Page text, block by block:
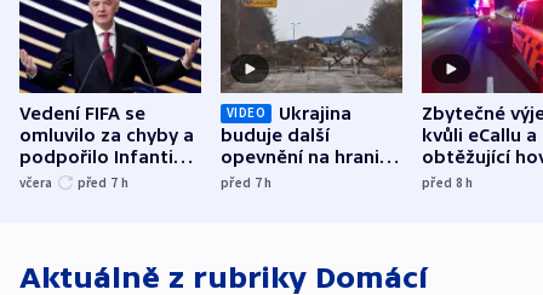
Vedení FIFA se
omluvilo za chyby a
podpořilo Infantina.
UEFA trvá na
včera před 7 h
VIDEO
Ukrajina
buduje další
opevnění na hranici
s Běloruskem
před 7h
Zbytečné
kvůli eCallu a
obtěžující
zdržují
před 8h
Aktuálně z rubriky Domácí